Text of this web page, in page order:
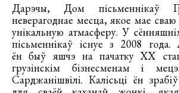
Дарэчы, Дом пісьменнікаў
неверагоднае месца, якое мае сваю
унікальную атмасферу. У
пісьменнікаў існуе з 2008 года.
ён быў яшчэ на пачатку ХХ
грузінскім бізнесменам і
Сарджанішвілі. Калісьці ён